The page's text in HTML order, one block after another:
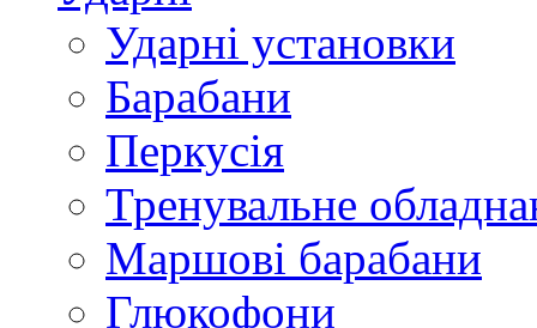
Ударні установки
Барабани
Перкусія
Тренувальне
Маршові барабани
Глюкофони